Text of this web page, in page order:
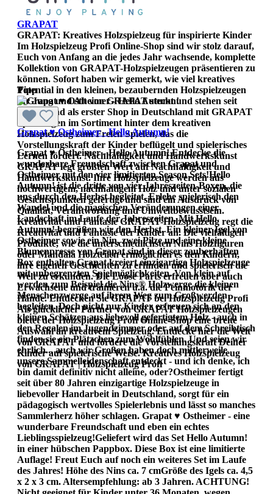
GRAPAT
GRAPAT: Kreatives Holzspielzeug für inspirierte Kinder
Im Holzspielzeug Profi Online-Shop sind wir stolz darauf,
Euch von Anfang an die jedes Jahr wachsende, komplette
Kollektion von GRAPAT-Holzspielzeugen präsentieren zu
können. Sofort haben wir gemerkt, wie viel kreatives
Potential in den kleinen, bezaubernden Holzspielzeugen
für Jung und Alt von GRAPAT steckt und stehen seit
Beginn und als erster Shop in Deutschland mit GRAPAT
Spielzeugen im Sortiment hinter dem kreativen
Holzspielzeug zum Freien Spielen, das die
Vorstellungskraft der Kinder beflügelt und spielerisches
Lernen fördert. Nachhaltigkeit und Handwerkskunst
GRAPAT legt größten Wert auf Nachhaltigkeit und
Handwerkskunst. Ihre Holzspielzeuge werden aus
hochwertigem, nachhaltigem Holz und unter sozialen
Gesichtspunkten gefertigt und sind ein Ausdruck von
Qualität, Verantwortung und Umweltbewusstsein.
Kreativität und Fantasie GRAPAT-Holzspielzeug regt die
Kreativität und Fantasie der Kinder an. Die vielfältigen
Produkte, wie die unterschiedlichsten Nins Holzfiguren
oder Mandala Holzteilen ermöglichen es den Kindern,
ihre eigenen Geschichten zu erfinden und spielerisch die
Welt zu erkunden. Die Loose Parts erfreuen aber auch
Erwachsene und trainieren u.a. die Feinmotorik der
Hände. Entdecken Sie GRAPAT bei Holzspielzeug Profi
Als glücklicher Partner von GRAPAT Holzspielzeugen
bietet der Holzspielzeug Profi Online-Shop eine breite
Auswahl an kreativem Spielzeug. Entdecke hier die Welt
von GRAPAT und fördere die Vorstellungskraft Deiner
Kinder auf spielerische Weise. Kreatives Holzspielzeug
von GRAPAT | Holzspielzeug Profi
Tipp
Grapat ♥ Ostheimer - Hello Autumn!
Grapat ♥ Ostheimer - Hello Autumn! Entdecke die
wunderbare Freundschaft zwischen Grapat und
Ostheimer mit den vier limitierten Season Sets!Hello
Autumn! ist die dritte von vier Jahreszeiten-Boxen, die
uns durch den Herbst begleitet. Erlebe spielerisch den
Wandel und die magischen Veränderungen einer
Landschaft im Laufe der Jahreszeiten. Mit Hello
Autumn! begrüßen wir den Herbst. Ein kleiner Igel von
Ostheimer sowie ein Nin, zwei Pilze und eine kleine
Blumenpresse von Grapat sind in dieser zauberhaften
Box enthalten.Grapat kreiert einzigartige Holzspielzeuge
mit unbegrenzten Spielmöglichkeiten. Von klein auf
werden zum Beispiel die Nins® Holzwerge die kleinen
Menschenzwerge auf ihrem Weg zum Großwerden
begleiten. Doch nicht nur Kinder erfreuen sich an den
kleinen Schätzen aus liebevoll gefertigtem Holz - auch in
den Regalen im Jugendzimmer oder auf dem Schreibtisch
finden sie ein Plätzchen zum Wohlfühlen. Und seien wir
ehrlich... auch wir Großen haben doch mittlerweile
unsere Sammelleidenschaft entdeckt - und ich denke, ich
bin damit definitiv nicht alleine, oder?Ostheimer fertigt
seit über 80 Jahren einzigartige Holzspielzeuge in
liebevoller Handarbeit in Deutschland, sorgt für ein
pädagogisch wertvolles Spielerlebnis und lässt so manches
Sammlerherz höher schlagen. Grapat ♥ Ostheimer - eine
wunderbare Freundschaft und eben ein echtes
Lieblingsspielzeug!Geliefert wird das Set Hello Autumn!
in einer hübschen Pappbox. Diese Box ist eine limitierte
Auflage! Freut Euch auf noch ein weiteres Set im Laufe
des Jahres! Höhe des Nins ca. 7 cmGröße des Igels ca. 4,5
x 2 x 3 cm. Altersempfehlung: ab 3 Jahren. ACHTUNG!